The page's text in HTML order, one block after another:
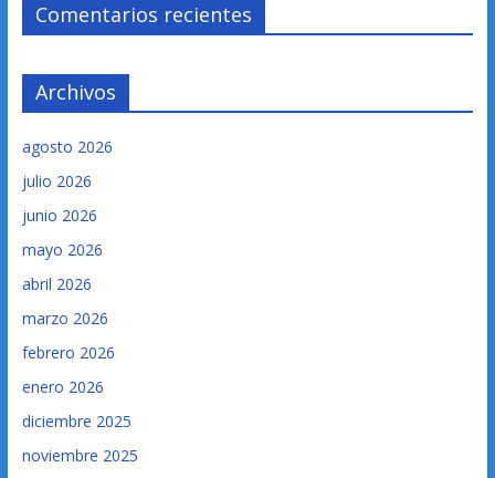
Comentarios recientes
Archivos
agosto 2026
julio 2026
junio 2026
mayo 2026
abril 2026
marzo 2026
febrero 2026
enero 2026
diciembre 2025
noviembre 2025